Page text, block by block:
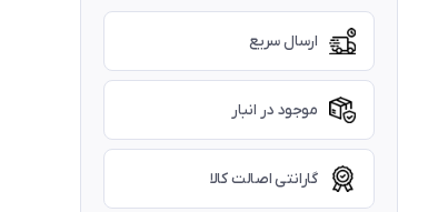
ارسال سریع
موجود در انبار
گارانتی اصالت کالا